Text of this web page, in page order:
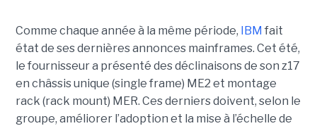
Comme chaque année à la même période, IBM fait
état de ses dernières annonces mainframes. Cet été,
le fournisseur a présenté des déclinaisons de son z17
en châssis unique (single frame) ME2 et montage
rack (rack mount) MER. Ces derniers doivent, selon le
groupe, améliorer l’adoption et la mise à l’échelle de